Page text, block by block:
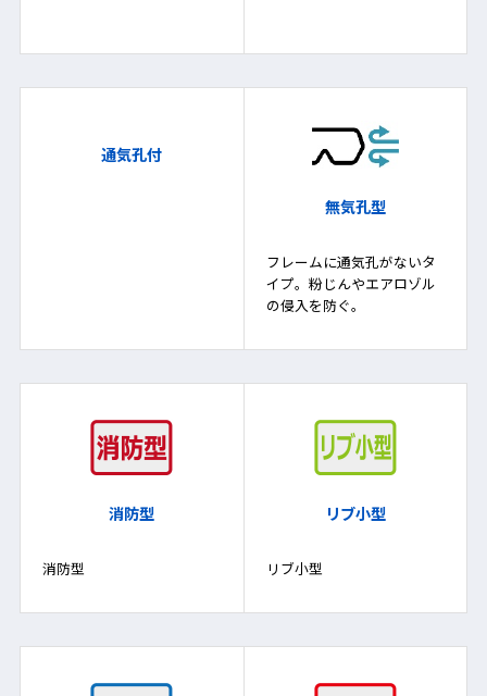
通気孔付
無気孔型
フレームに通気孔がないタ
イプ。粉じんやエアロゾル
の侵入を防ぐ。
消防型
消防型
リブ小型
リブ小型